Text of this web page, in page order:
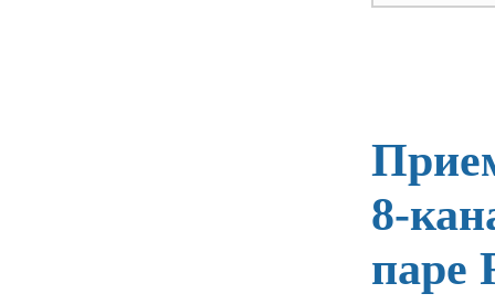
8-
паре